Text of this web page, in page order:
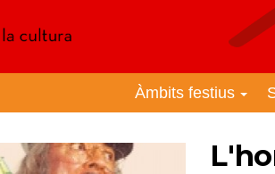
Àmbits festius